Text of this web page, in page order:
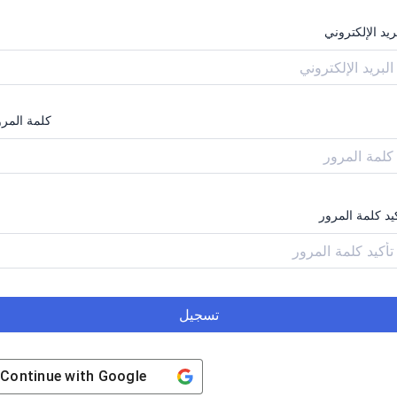
الإلكتروني
كلمة
كلمة المرور
تسجيل
Continue with Google